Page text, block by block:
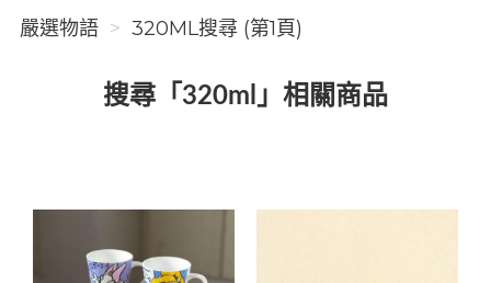
嚴選物語 320ML搜尋 (第1頁)
搜尋「320ml」相關商品